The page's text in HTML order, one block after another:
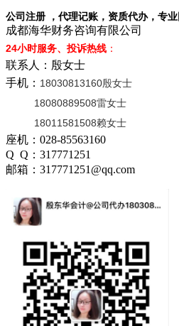
公司注册 ，代理记账，资质代办，专
成都海华财务咨询有限公司
24小时服务、投诉热线 ：
联系人：殷女士
手机： 18030813160殷女士
18080889508雷女士
18011581508赖女士
座机：028-85563160
Q Q：317771251
邮箱：317771251@qq.com